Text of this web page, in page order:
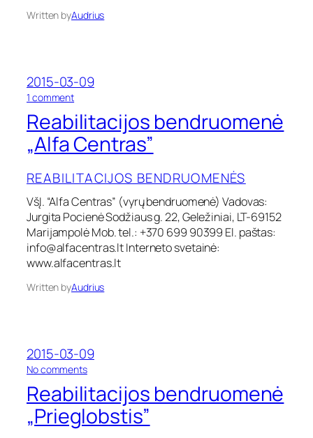
o
s
g
ų
c
n
r
a
s
Written byAudrius
2015-03-09
1 commento
R
e
a
i
i
t
a
c
i
j
o
s
r
u
o
m
e
n
Reabilitacijos bendruomenė
„Alfa Centras”
REABILITACIJOS BENDRUOMENĖS
VšĮ. “Alfa Centras” (vyrų bendruomenė) Vadovas:
Jurgita Pocienė Sodžiaus g. 22, Geležiniai, LT-69152
Marijampolė Mob. tel.: +370 699 90399 El. paštas:
info@alfacentras.ltInterneto svetainė:
www.alfacentras.lt
Written byAudrius
2015-03-09
No commentso
R
e
a
Reabilitacijos bendruomenė
„Prieglobstis”